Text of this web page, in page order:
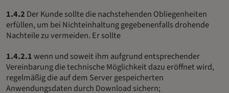
1.4.2 Der Kunde sollte die nachstehenden Obliegenheiten
erfüllen, um bei Nichteinhaltung gegebenenfalls drohende
Nachteile zu vermeiden. Er sollte
1.4.2.1wenn und soweit ihm aufgrund entsprechender
Vereinbarung die technische Möglichkeit dazu eröffnet wird,
regelmäßig die auf dem Server gespeicherten
Anwendungsdaten durch Download sichern;